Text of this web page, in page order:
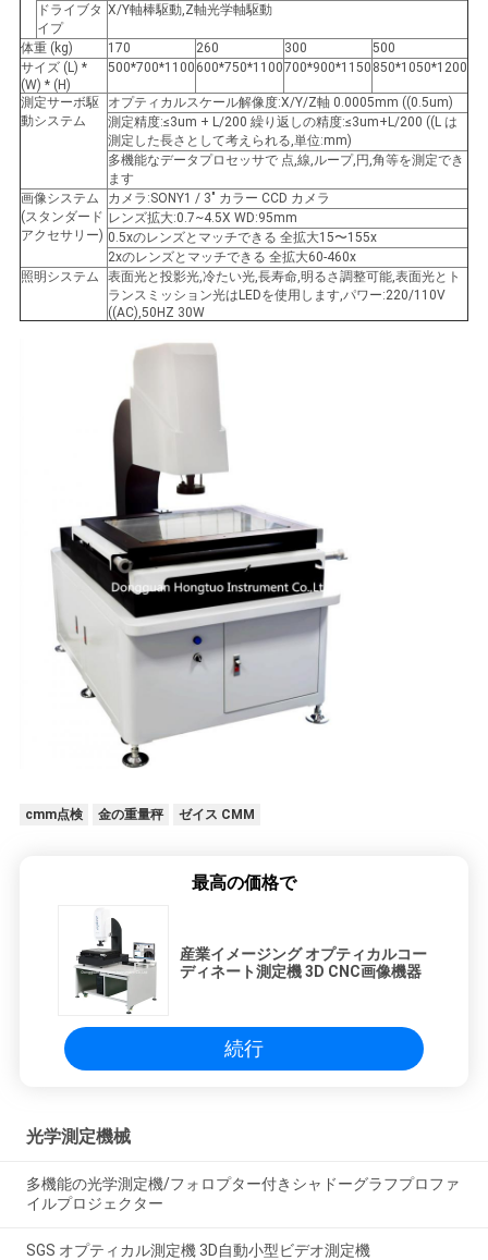
な
さ
い
地
図
PRIVACY
ドライブタ
イプ
X/Y軸棒駆動,Z軸光学軸駆動
体重 (kg) 170 260 300
500
サイズ (L) *
(W) * (H)
500*700*1100 600*750*1100700*900*1150 850*1050*1200
測定サーボ駆
動システム
オプティカルスケール解像度:X/Y/Z軸 0.0005mm ((0.5um)
測定精度:≤3um + L/200 繰り返しの精度:≤3um+L/200 ((L は
測定した長さとして考えられる,単位:mm)
多機能なデータプロセッサで 点,線,ループ,円,角等を測定でき
ます
画像システム
(スタンダード
アクセサリー)
カメラ:SONY1 / 3" カラー CCD カメラ
レンズ拡大:0.7~4.5X WD:95mm
0.5xのレンズとマッチできる 全拡大15〜155x
2xのレンズとマッチできる 全拡大60-460x
照明システム
表面光と投影光,冷たい光,長寿命,明るさ調整可能,表面光とト
ランスミッション光はLEDを使用します,パワー:220/110V
((AC),50HZ 30W
cmm点検 金の重量秤 ゼイス CMM
最高の価格で
産業イメージング オプティカルコー
ディネート測定機 3D CNC画像機器
続行
光学測定機械
多機能の光学測定機/フォロプター付きシャドーグラフプロファ
イルプロジェクター
SGS オプティカル測定機 3D自動小型ビデオ測定機